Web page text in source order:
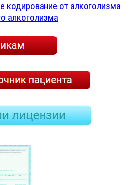
кодирование от алкоголизма
алкоголизма